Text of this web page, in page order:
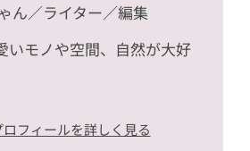
ん／ライター／編集
いモノや空間、自然が大好
フィールを詳しく見る